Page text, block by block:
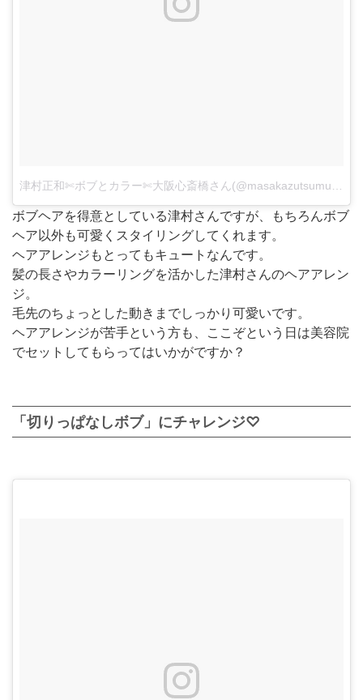
ボブヘアを得意としている津村さんですが、もちろんボブ
ヘア以外も可愛くスタイリングしてくれます。
ヘアアレンジもとってもキュートなんです。
髪の長さやカラーリングを活かした津村さんのヘアアレン
ジ。
毛先のちょっとした動きまでしっかり可愛いです。
ヘアアレンジが苦手という方も、ここぞという日は美容院
でセットしてもらってはいかがですか？
「切りっぱなしボブ」にチャレンジ♡